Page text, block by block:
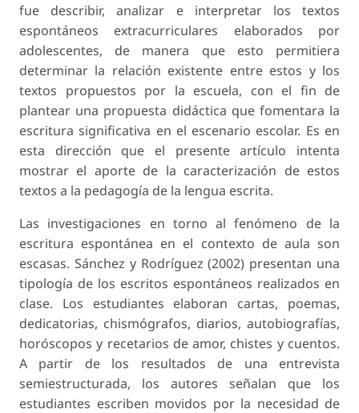
fue describir, analizar e interpretar los textos
espontáneos extracurriculares elaborados por
adolescentes, de manera que esto permitiera
determinar la relación existente entre estos y los
textos propuestos por la escuela, con el fin de
plantear una propuesta didáctica que fomentara la
escritura significativa en el escenario escolar. Es en
esta dirección que el presente artículo intenta
mostrar el aporte de la caracterización de estos
textos a la pedagogía de la lengua escrita.
Las investigaciones en torno al fenómeno de la
escritura espontánea en el contexto de aula son
escasas. Sánchez y Rodríguez (2002) presentan una
tipología de los escritos espontáneos realizados en
clase. Los estudiantes elaboran cartas, poemas,
dedicatorias, chismógrafos, diarios, autobiografías,
horóscopos y recetarios de amor, chistes y cuentos.
A partir de los resultados de una entrevista
semiestructurada, los autores señalan que los
estudiantes escriben movidos por la necesidad de